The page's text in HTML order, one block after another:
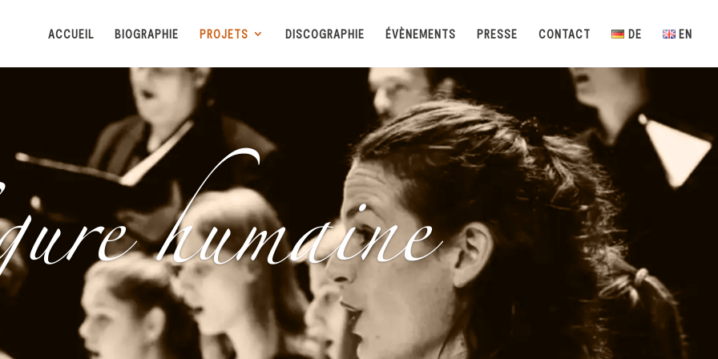
ACCUEIL BIOGRAPHIE PROJETS DISCOGRAPHIE ÉVÈNEMENTS PRESSE CONTACT DE EN
humaine